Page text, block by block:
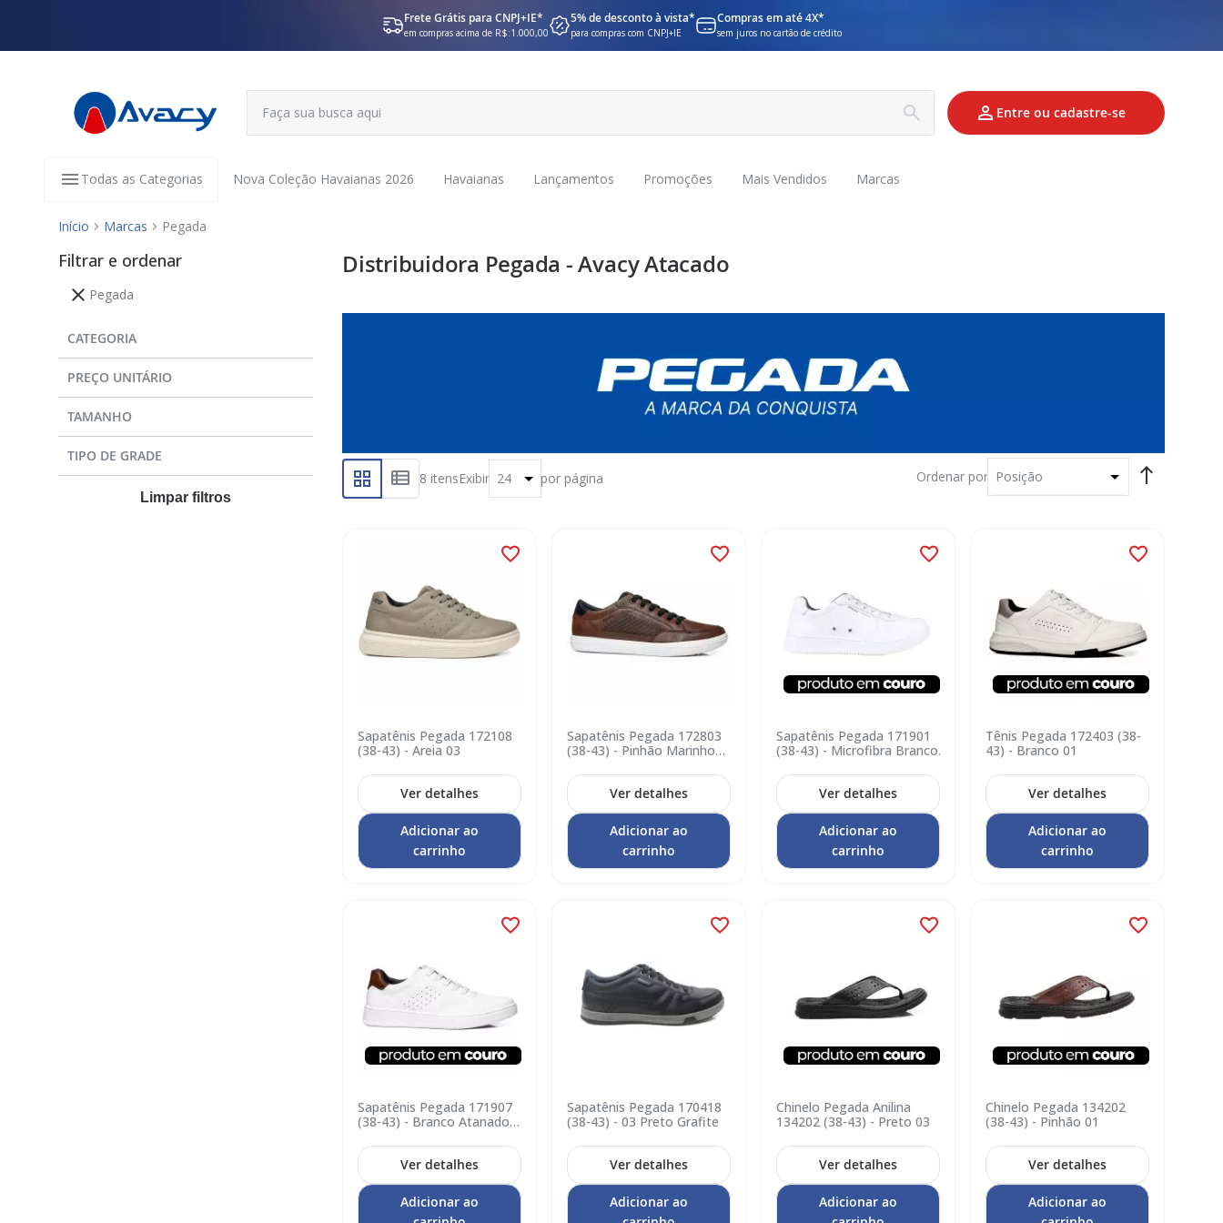
Frete Grátis para CNPJ+IE*
em compras acima de R$:1.000,00
5% de desconto à vista*
para compras com CNPJ+IE
Compras em até 4X*
sem juros no cartão de crédito
Entre ou cadastre-se
Todas as Categorias Nova Coleção Havaianas 2026 Havaianas Lançamentos Promoções Mais Vendidos Marcas
Início Marcas Pegada
Distribuidora Pegada - Avacy Atacado
8 itensExibir por página Ordenar por
Sapatênis Pegada 172108
(38-43) - Areia 03
Ver detalhes
Adicionar ao
carrinho
Sapatênis Pegada 172803
(38-43) - Pinhão Marinho
Ver detalhes
Adicionar ao
carrinho
Sapatênis Pegada 171901
(38-43) - Microfibra Branco
Ver detalhes
Adicionar ao
carrinho
Tênis Pegada 172403 (38-
43) - Branco 01
Ver detalhes
Adicionar ao
carrinho
Sapatênis Pegada 171907
(38-43) - Branco Atanado
Ver detalhes
Adicionar ao
Sapatênis Pegada 170418
(38-43) - 03 Preto Grafite
Ver detalhes
Adicionar ao
Chinelo Pegada Anilina
134202 (38-43) - Preto 03
Ver detalhes
Adicionar ao
Chinelo Pegada 134202
(38-43) - Pinhão 01
Ver detalhes
Adicionar ao
Filtrar e ordenar
Pegada
CATEGORIA
PREÇO UNITÁRIO
TAMANHO
TIPO DE GRADE
Limpar filtros